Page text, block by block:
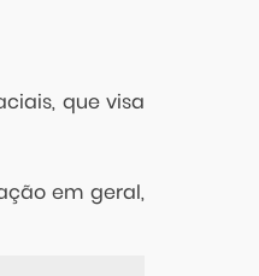
que visa
em geral,